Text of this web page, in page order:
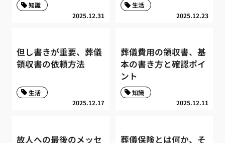
2025.12.31
知識
2025.12.23
生活
但し書きが重要、葬儀
領収書の依頼方法
2025.12.17
生活
葬儀費用の領収書、基
本の書き方と確認ポイ
ント
2025.12.11
知識
故人への最後のメッセ
葬儀保険とは何か、そ